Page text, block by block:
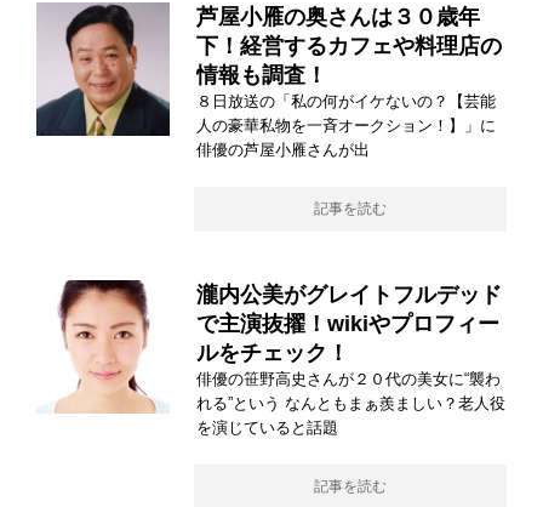
芦屋小雁の奥さんは３０歳年
下！経営するカフェや料理店の
情報も調査！
８日放送の「私の何がイケないの？【芸能
人の豪華私物を一斉オークション！】」に
俳優の芦屋小雁さんが出
記事を読む
瀧内公美がグレイトフルデッド
で主演抜擢！wikiやプロフィー
ルをチェック！
俳優の笹野高史さんが２０代の美女に“襲わ
れる”という なんともまぁ羨ましい？老人役
を演じていると話題
記事を読む